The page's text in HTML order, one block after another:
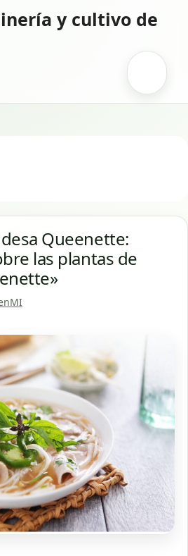
y cultivo de
Queenette:
las plantas de